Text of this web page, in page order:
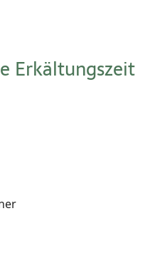
Erkältungszeit